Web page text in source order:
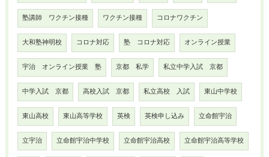
塾講師 ワクチン接種 ワクチン接種 コロナワクチン
大和塾神明校 コロナ対応 塾 コロナ対応 オンライン授業
宇治 オンライン授業 塾 京都 私学 私立中学入試 京都
中学入試 京都 高校入試 京都 私立高校 入試 東山中学校
東山高校 東山高等学校 英検 英検申し込み 立命館宇治
立宇治 立命館宇治中学校 立命館宇治高校 立命館宇治高等学校